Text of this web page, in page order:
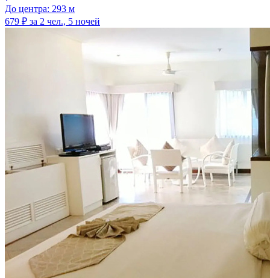
До центра: 293 м
679 ₽ за 2 чел., 5 ночей